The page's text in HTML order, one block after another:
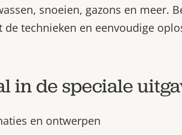
snoeien, gazons en meer.
technieken en eenvoudige
in de speciale
en ontwerpen